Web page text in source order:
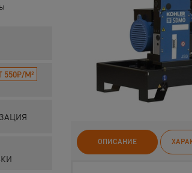
550₽/М²
ОПИСАНИЕ